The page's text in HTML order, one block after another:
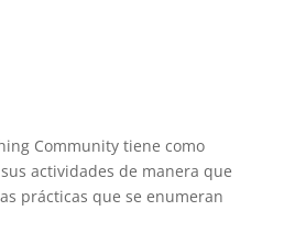
Community tiene como
actividades de manera que
prácticas que se enumeran